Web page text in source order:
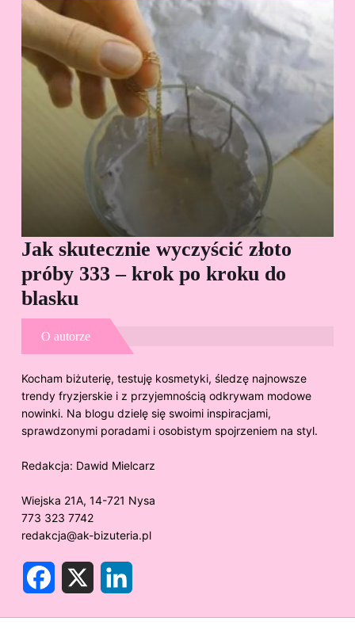
Jak skutecznie wyczyścić złoto
próby 333 – krok po kroku do
blasku
O autorze
Kocham biżuterię, testuję kosmetyki, śledzę najnowsze
trendy fryzjerskie i z przyjemnością odkrywam modowe
nowinki. Na blogu dzielę się swoimi inspiracjami,
sprawdzonymi poradami i osobistym spojrzeniem na styl.
Redakcja: Dawid Mielcarz
Wiejska 21A, 14-721 Nysa
773 323 7742
redakcja@ak-bizuteria.pl
b
e